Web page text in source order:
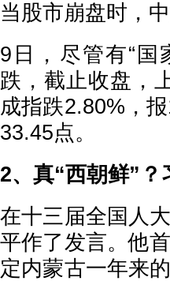
当股市崩盘时，
9日，尽管有“国
跌，截止收盘，
成指跌2.80%，
33.45点。
2、真“西朝鲜”
在十三届全国人
平作了发言。他
定内蒙古一年来